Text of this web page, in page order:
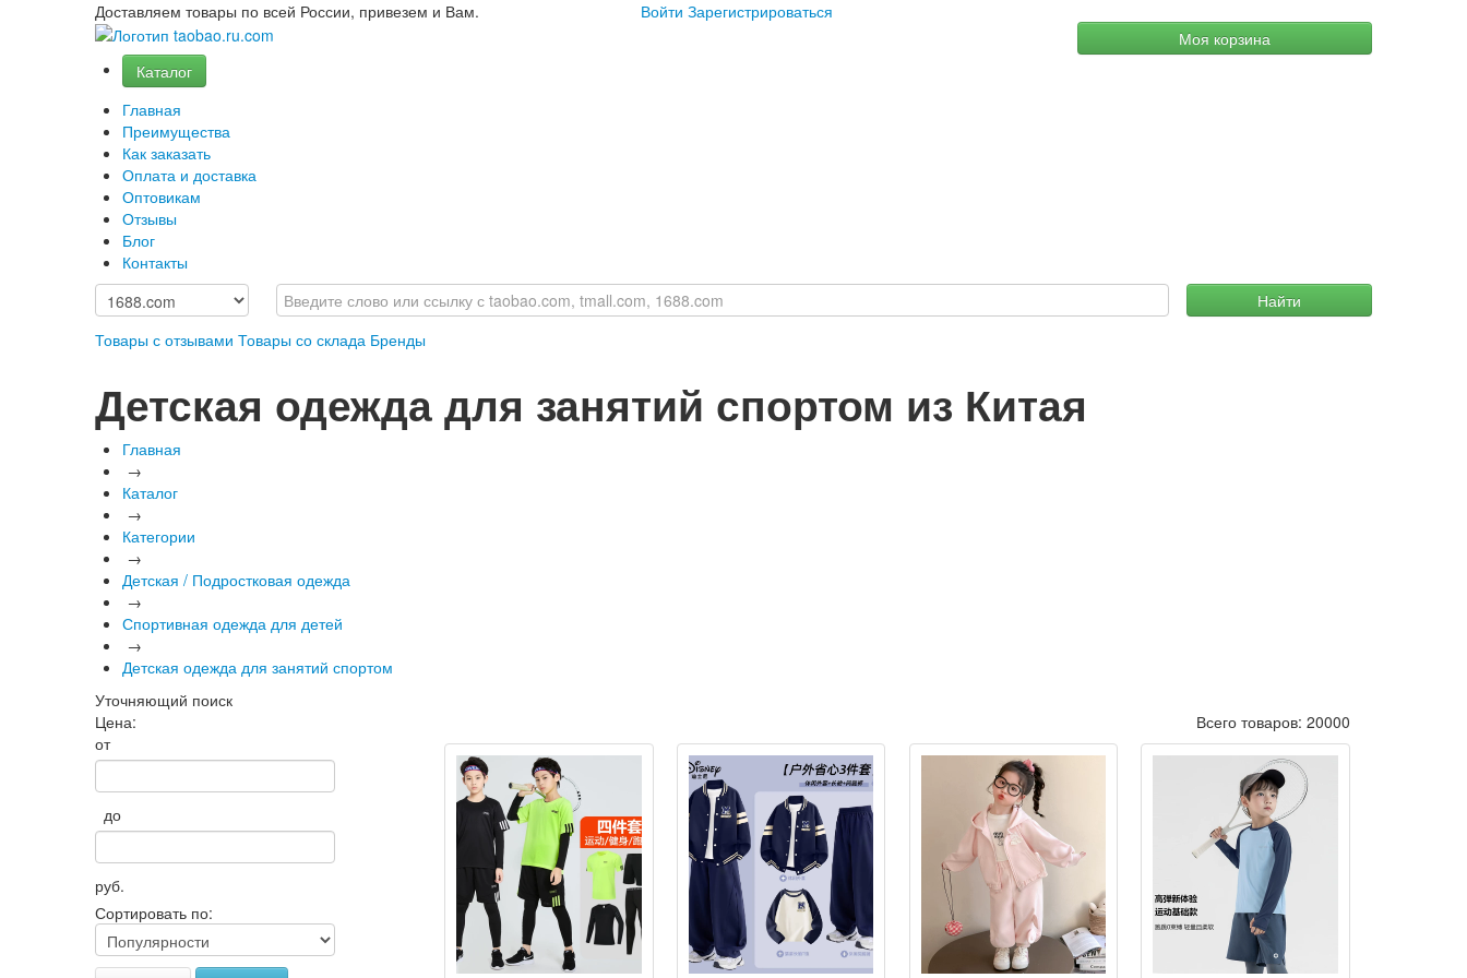
Доставляем товары по всей России, привезем и Вам. Войти Зарегистрироваться
Моя корзина
Каталог
Главная
Преимущества
Как заказать
Оплата и доставка
Оптовикам
Отзывы
Блог
Контакты
Товары с отзывами Товары со склада Бренды
Найти
Детская одежда для занятий спортом из Китая
Главная
→
Каталог
→
Категории
→
Детская / Подростковая одежда
→
Спортивная одежда для детей
→
Детская одежда для занятий спортом
Уточняющий поиск
Цена:
от
до
руб.
Сортировать по:
Всего товаров: 20000